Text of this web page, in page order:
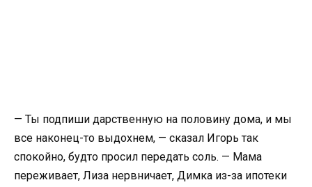
— Ты подпиши дарственную на половину дома, и мы
все наконец-то выдохнем, — сказал Игорь так
спокойно, будто просил передать соль. — Мама
переживает, Лиза нервничает, Димка из-за ипотеки